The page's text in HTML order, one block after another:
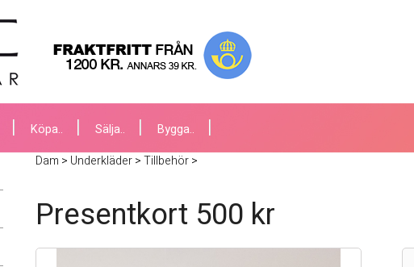
Köpa.. Sälja.. Bygga..
Dam > Underkläder>Tillbehör>
Presentkort 500 kr